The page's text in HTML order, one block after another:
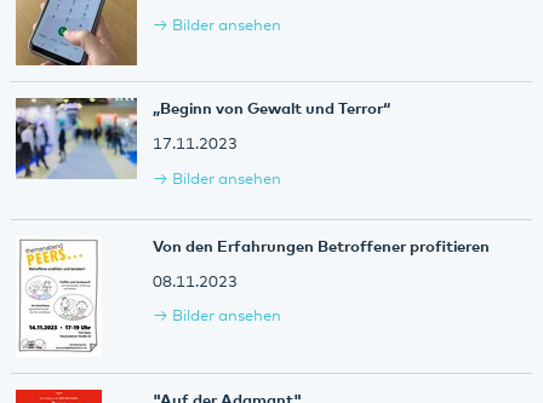
Bilder ansehen
„Beginn von Gewalt und Terror“
17.11.2023
Bilder ansehen
Von den Erfahrungen Betroffener profitieren
08.11.2023
Bilder ansehen